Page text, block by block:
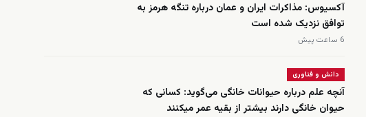
آکسیوس: مذاکرات ایران و عمان درباره تنگه هرمز به
توافق نزدیک شده است
6 ساعت پیش
دانش و فناوری
آنچه علم درباره حیوانات خانگی می‌گوید: کسانی که
حیوان خانگی دارند بیشتر از بقیه عمر میکنند